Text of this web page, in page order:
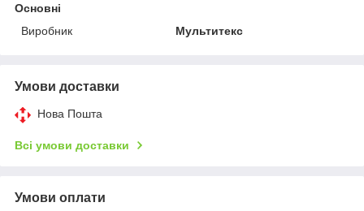
Основні
Виробник
Мультитекс
Умови доставки
Нова Пошта
Всі умови доставки
Умови оплати